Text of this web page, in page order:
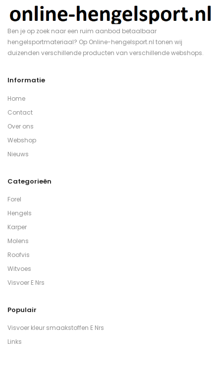
Ben je op zoek naar een ruim aanbod betaalbaar
hengelsportmateriaal? Op Online-hengelsport.nl tonen wij
duizenden verschillende producten van verschillende webshops.
Informatie
Home
Contact
Over ons
Webshop
Nieuws
Categorieën
Forel
Hengels
Karper
Molens
Roofvis
Witvoes
Visvoer E Nrs
Populair
Visvoer kleur smaakstoffen E Nrs
Links